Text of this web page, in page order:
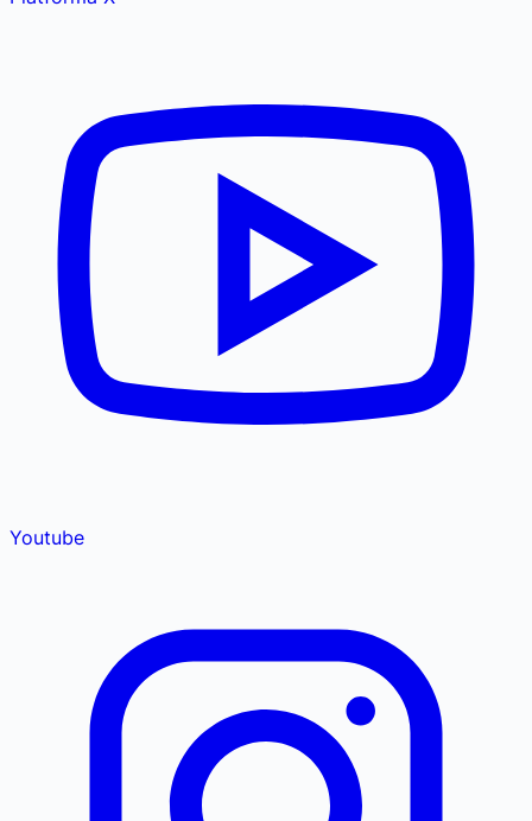
Youtube